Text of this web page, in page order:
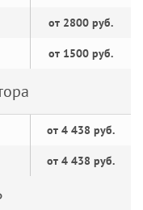
от 2800 руб.
от 1500 руб.
от 4 438 руб.
от 4 438 руб.